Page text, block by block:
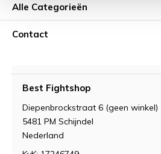
Alle Categorieën
Contact
Best Fightshop
Diepenbrockstraat 6 (geen winkel)
5481 PM Schijndel
Nederland